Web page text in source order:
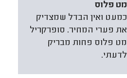
מט פלוס
כמעט ואין הבדל שמצדיק
את פערי המחיר. סופרקריל
מט פלוס פחות מבריק
לדעתי.